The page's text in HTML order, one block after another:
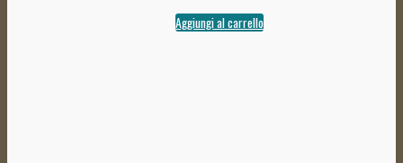
Aggiungi al carrello